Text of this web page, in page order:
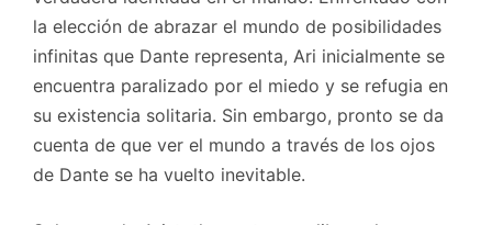
la elección de abrazar el mundo de posibilidades
infinitas que Dante representa, Ari inicialmente se
encuentra paralizado por el miedo y se refugia en
su existencia solitaria. Sin embargo, pronto se da
cuenta de que ver el mundo a través de los ojos
de Dante se ha vuelto inevitable.